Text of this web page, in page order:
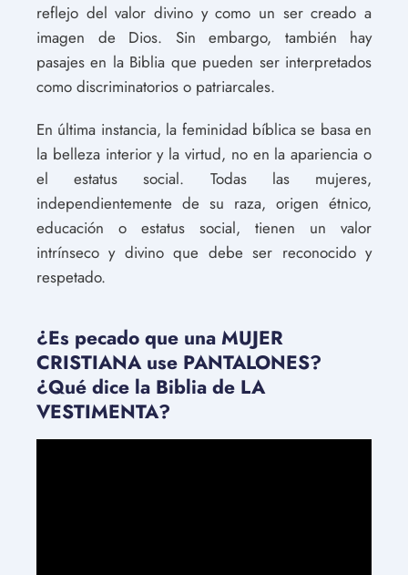
reflejo del valor divino y como un ser creado a
imagen de Dios. Sin embargo, también hay
pasajes en la Biblia que pueden ser interpretados
como discriminatorios o patriarcales.
En última instancia, la feminidad bíblica se basa en
la belleza interior y la virtud, no en la apariencia o
el estatus social. Todas las mujeres,
independientemente de su raza, origen étnico,
educación o estatus social, tienen un valor
intrínseco y divino que debe ser reconocido y
respetado.
¿Es pecado que una MUJER
CRISTIANA use PANTALONES?
¿Qué dice la Biblia de LA
VESTIMENTA?